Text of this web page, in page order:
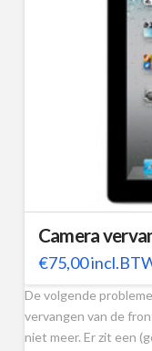
Camera
€75,00
De volgende
vervangen van de
niet meer. Er zit een